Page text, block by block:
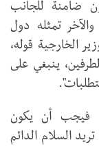
ضامنة للجانب
تمثله دول
الخارجية قوله،
ينبغي على
فيجب أن يكون
السلام الدائم